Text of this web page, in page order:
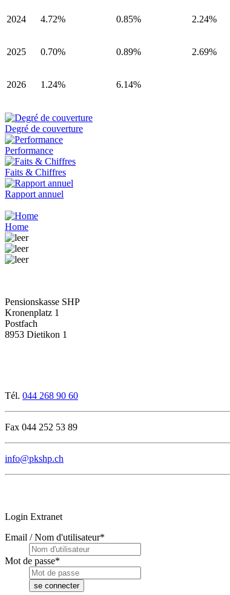
2024 4.72% 0.85% 2.24%
2025 0.70% 0.89% 2.69%
2026 1.24% 6.14%
Degré de couverture
Performance
Faits & Chiffres
Rapport annuel
Home
Pensionskasse SHP
Kronenplatz 1
Postfach
8953 Dietikon 1
Tél. 044 268 90 60
Fax 044 252 53 89
info@pkshp.ch
Login Extranet
Email / Nom d'utilisateur*
Mot de passe*
se connecter